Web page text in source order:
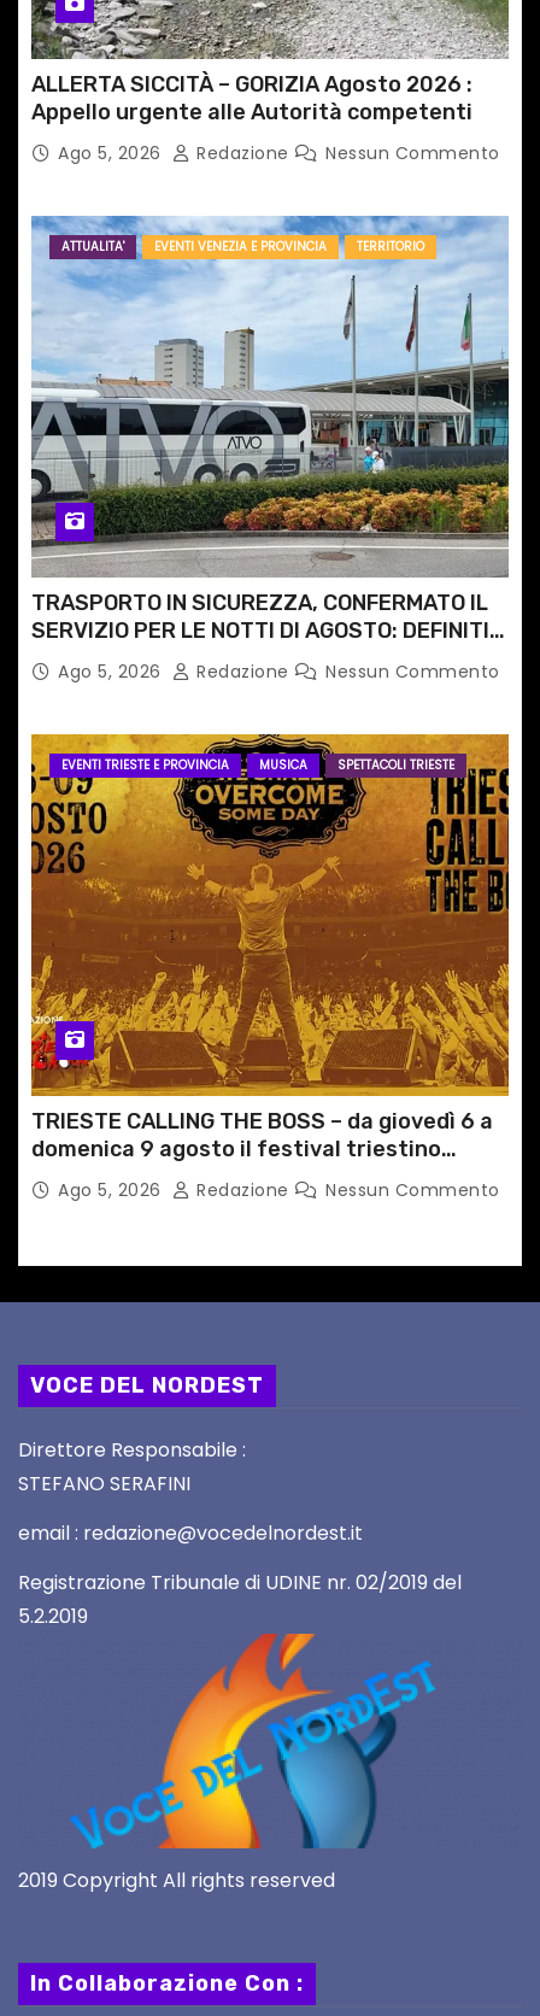
ALLERTA SICCITÀ – GORIZIA Agosto 2026 :
Appello urgente alle Autorità competenti
Ago 5, 2026 Redazione Nessun Commento
ATTUALITA' EVENTI VENEZIA E PROVINCIA TERRITORIO
TRASPORTO IN SICUREZZA, CONFERMATO IL
SERVIZIO PER LE NOTTI DI AGOSTO: DEFINITI
PERCORSI, FERMATE E ORARIO
Ago 5, 2026 Redazione Nessun Commento
EVENTI TRIESTE E PROVINCIA MUSICA SPETTACOLI TRIESTE
TRIESTE CALLING THE BOSS – da giovedì 6 a
domenica 9 agosto il festival triestino
dedicato a Springsteen
Ago 5, 2026 Redazione Nessun Commento
VOCE DEL NORDEST
Direttore Responsabile :
STEFANO SERAFINI
email : redazione@vocedelnordest.it
Registrazione Tribunale di UDINE nr. 02/2019 del
5.2.2019
2019 Copyright All rights reserved
In Collaborazione Con :